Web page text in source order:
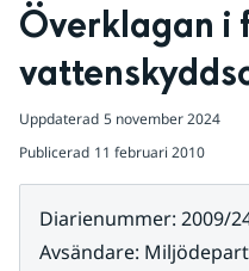
Överklagan i
Uppdaterad 5 november 2024
Publicerad 11 februari 2010
Diarienummer: 2009/
Avsändare: